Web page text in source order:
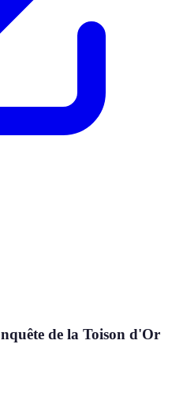
de la Toison d'Or